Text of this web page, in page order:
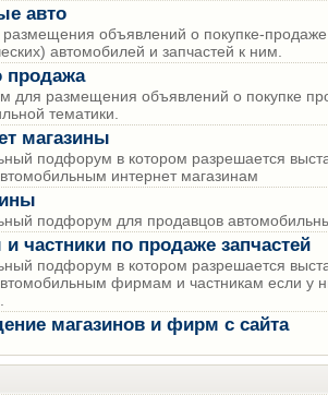
авто
объявлений о покупке-продаже
автомобилей и запчастей к ним.
продажа
для размещения объявлений о покупке
тематики.
магазины
подфорум в котором разрешается
интернет магазинам
подфорум для продавцов
частники по продаже запчастей
подфорум в котором разрешается
фирмам и частникам если у
магазинов и фирм с сайта